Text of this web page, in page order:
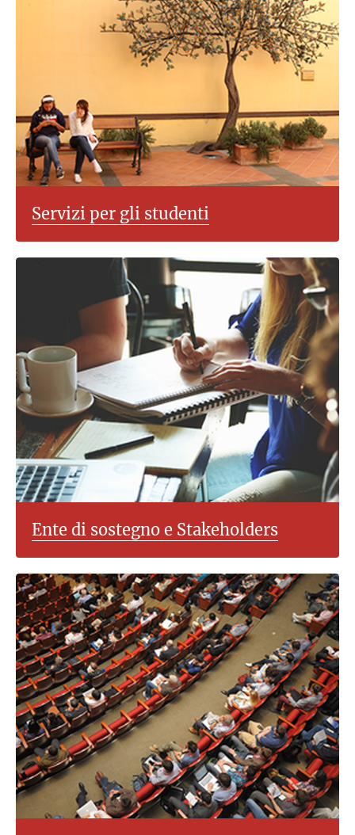
Servizi per gli studenti
Ente di sostegno e Stakeholders